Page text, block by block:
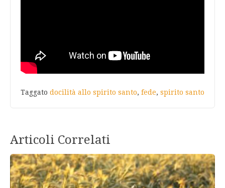
Taggato docilità allo spirito santo, fede, spirito santo
Articoli Correlati